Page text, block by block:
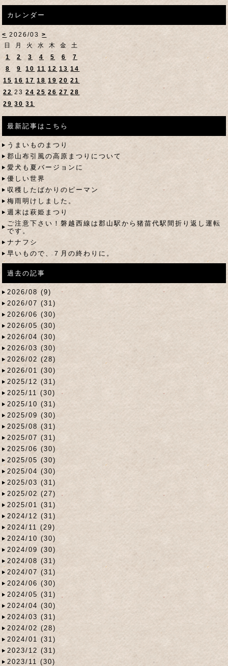
カレンダー
< 2026/03>
日
月 火 水 木 金
土
1
2 3 4 5 6
7
8
9 10 11 12 13 14
15 16 17 18 19 20 21
22 23 24 25 26 27 28
29 30 31
最新記事はこちら
うまいものまつり
郡山布引風の高原まつりについて
愛犬も夏バージョンに
優しい世界
収穫したばかりのピーマン
梅雨明けしました。
週末は萩姫まつり
ご注意下さい！磐越西線は郡山駅から猪苗代駅間折り返し運転
です。
ナナフシ
早いもので、７月の終わりに。
過去の記事
2026/08 (9)
2026/07 (31)
2026/06 (30)
2026/05 (30)
2026/04 (30)
2026/03 (30)
2026/02 (28)
2026/01 (30)
2025/12 (31)
2025/11 (30)
2025/10 (31)
2025/09 (30)
2025/08 (31)
2025/07 (31)
2025/06 (30)
2025/05 (30)
2025/04 (30)
2025/03 (31)
2025/02 (27)
2025/01 (31)
2024/12 (31)
2024/11 (29)
2024/10 (30)
2024/09 (30)
2024/08 (31)
2024/07 (31)
2024/06 (30)
2024/05 (31)
2024/04 (30)
2024/03 (31)
2024/02 (28)
2024/01 (31)
2023/12 (31)
2023/11 (30)